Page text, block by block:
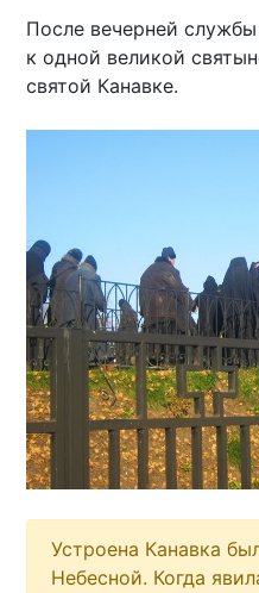
После вечерней
к одной великой
святой Канавке.
Устроена Канавка
Небесной. Когда